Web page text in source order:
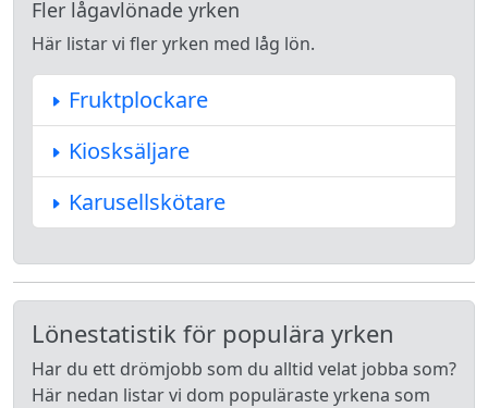
Fler lågavlönade yrken
Här listar vi fler yrken med låg lön.
Fruktplockare
Kiosksäljare
Karusellskötare
Lönestatistik för populära yrken
Har du ett drömjobb som du alltid velat jobba som?
Här nedan listar vi dom populäraste yrkena som